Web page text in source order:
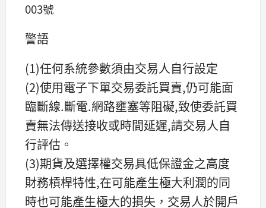
003號
警語
(1)任何系統參數須由交易人自行設定
(2)使用電子下單交易委託買賣,仍可能面
臨斷線.斷電.網路壅塞等阻礙,致使委託買
賣無法傳送接收或時間延遲,請交易人自
行評估。
(3)期貨及選擇權交易具低保證金之高度
財務槓桿特性,在可能產生極大利潤的同
時也可能產生極大的損失，交易人於開戶